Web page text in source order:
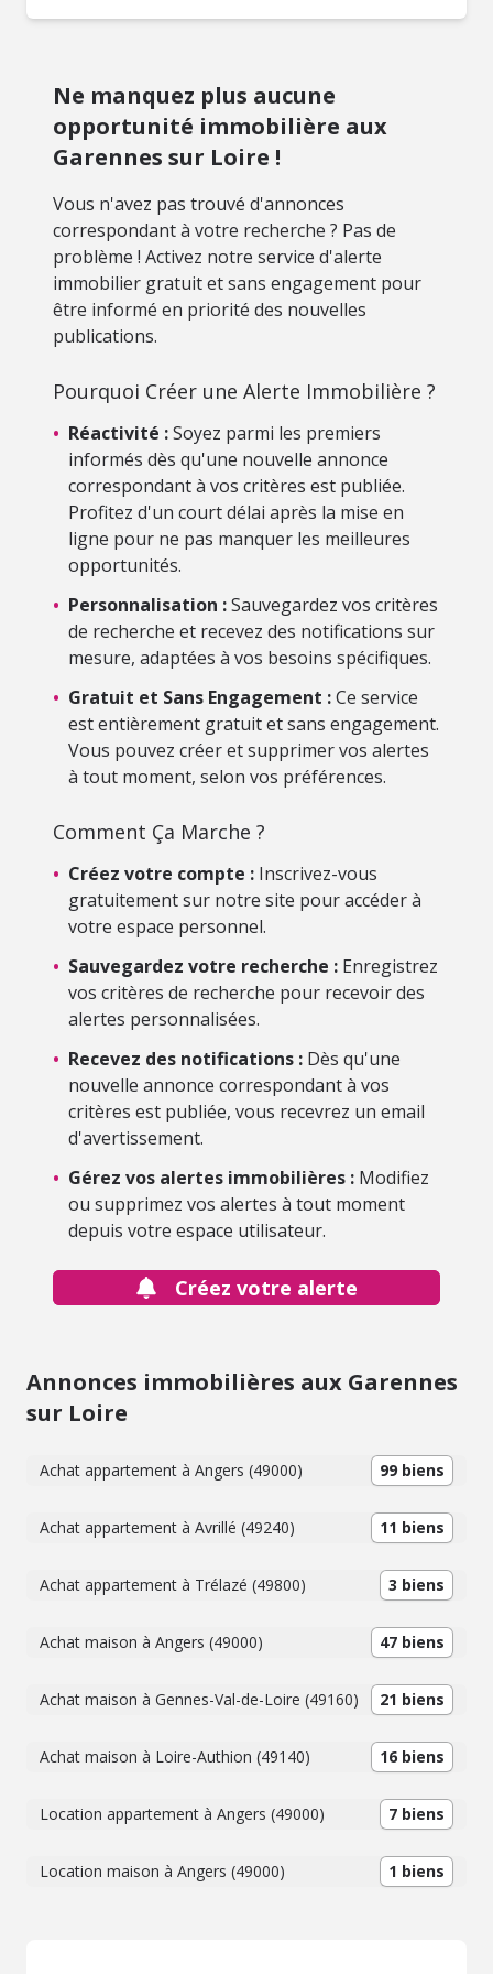
Ne manquez plus aucune
opportunité immobilière aux
Garennes sur Loire !
Vous n'avez pas trouvé d'annonces
correspondant à votre recherche ? Pas de
problème ! Activez notre service d'alerte
immobilier gratuit et sans engagement pour
être informé en priorité des nouvelles
publications.
Pourquoi Créer une Alerte Immobilière ?
• Réactivité :Soyez parmi les premiers
informés dès qu'une nouvelle annonce
correspondant à vos critères est publiée.
Profitez d'un court délai après la mise en
ligne pour ne pas manquer les meilleures
opportunités.
• Personnalisation :Sauvegardez vos critères
de recherche et recevez des notifications sur
mesure, adaptées à vos besoins spécifiques.
• Gratuit et Sans Engagement :Ce service
est entièrement gratuit et sans engagement.
Vous pouvez créer et supprimer vos alertes
à tout moment, selon vos préférences.
Comment Ça Marche ?
• Créez votre compte : Inscrivez-vous
gratuitement sur notre site pour accéder à
votre espace personnel.
• Sauvegardez votre recherche : Enregistrez
vos critères de recherche pour recevoir des
alertes personnalisées.
• Recevez des notifications : Dès qu'une
nouvelle annonce correspondant à vos
critères est publiée, vous recevrez un email
d'avertissement.
• Gérez vos alertes immobilières : Modifiez
ou supprimez vos alertes à tout moment
depuis votre espace utilisateur.
Créez votre alerte
Annonces immobilières aux Garennes
sur Loire
Achat appartement à Angers (49000) 99 biens
Achat appartement à Avrillé (49240) 11 biens
Achat appartement à Trélazé (49800) 3 biens
Achat maison à Angers (49000) 47 biens
Achat maison à Gennes-Val-de-Loire (49160) 21 biens
Achat maison à Loire-Authion (49140) 16 biens
Location appartement à Angers (49000) 7 biens
Location maison à Angers (49000) 1 biens